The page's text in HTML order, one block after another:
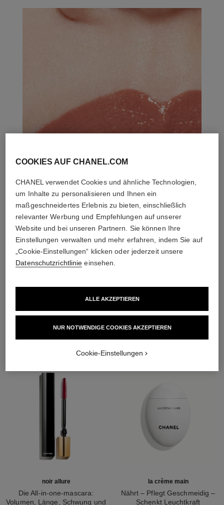
DIE PERFEKTE KOMBINATION
noir allure
Die All-in-one-mascara:
Volumen, Länge, Schwung und
la crème main
Nährt – Pflegt Geschmeidig –
Schenkt Leuchtkraft
COOKIES AUF CHANEL.COM
CHANEL verwendet Cookies und ähnliche Technologien,
um Inhalte zu personalisieren und Ihnen ein
maßgeschneidertes Erlebnis zu bieten, einschließlich
relevanter Werbung und Empfehlungen auf unserer
Website und bei unseren Partnern. Sie können Ihre
Einstellungen verwalten und mehr erfahren, indem Sie auf
„Cookie-Einstellungen“ klicken oder jederzeit unsere
Datenschutzrichtlinie einsehen.
NUR NOTWENDIGE COOKIES AKZEPTIEREN
ALLE AKZEPTIEREN
Cookie-Einstellungen